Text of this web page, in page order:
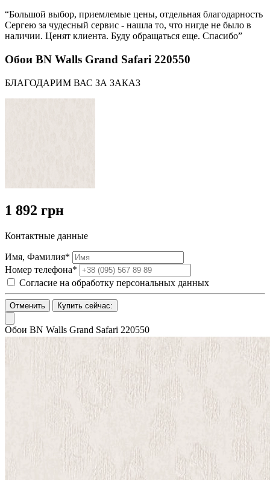
“Большой выбор, приемлемые цены, отдельная благодарность
Сергею за чудесный сервис - нашла то, что нигде не было в
наличии. Ценят клиента. Буду обращаться еще. Спасибо”
Обои BN Walls Grand Safari 220550
БЛАГОДАРИМ ВАС ЗА ЗАКАЗ
1 892 грн
Контактные данные
Имя, Фамилия*
Номер телефона*
Согласие на обработку персональных данных
Отменить Купить сейчас:
Обои BN Walls Grand Safari 220550